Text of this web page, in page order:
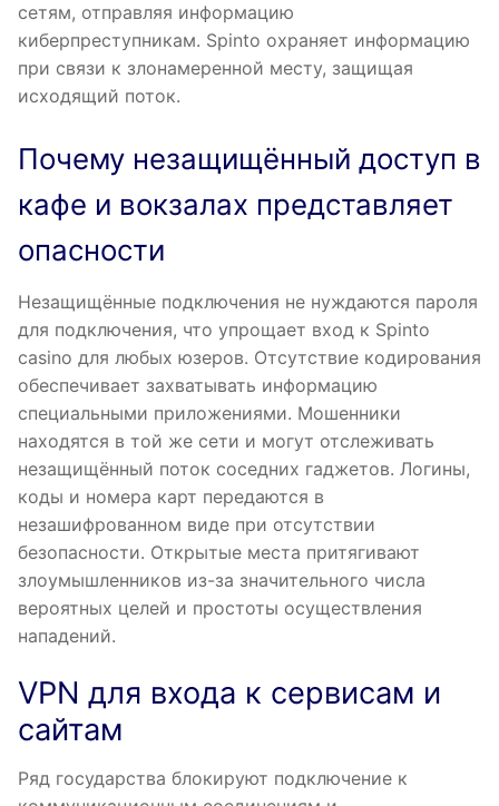
сетям, отправляя информацию
киберпреступникам. Spinto охраняет информацию
при связи к злонамеренной месту, защищая
исходящий поток.
Почему незащищённый доступ в
кафе и вокзалах представляет
опасности
Незащищённые подключения не нуждаются пароля
для подключения, что упрощает вход к Spinto
casino для любых юзеров. Отсутствие кодирования
обеспечивает захватывать информацию
специальными приложениями. Мошенники
находятся в той же сети и могут отслеживать
незащищённый поток соседних гаджетов. Логины,
коды и номера карт передаются в
незашифрованном виде при отсутствии
безопасности. Открытые места притягивают
злоумышленников из-за значительного числа
вероятных целей и простоты осуществления
нападений.
VPN для входа к сервисам и
сайтам
Ряд государства блокируют подключение к